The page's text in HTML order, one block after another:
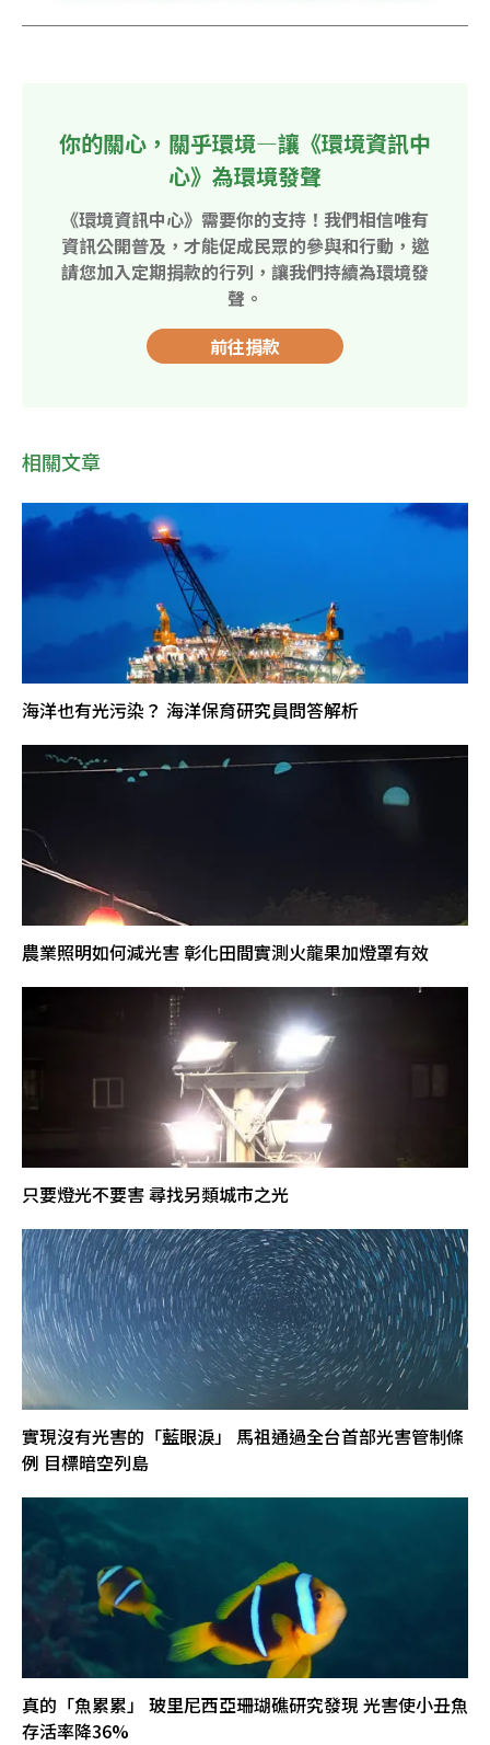
你的關心，關乎環境—讓《環境資訊中
心》為環境發聲
《環境資訊中心》需要你的支持！我們相信唯有
資訊公開普及，才能促成民眾的參與和行動，邀
請您加入定期捐款的行列，讓我們持續為環境發
聲。
前往捐款
相關文章
海洋也有光污染？ 海洋保育研究員問答解析
農業照明如何減光害 彰化田間實測火龍果加燈罩有效
只要燈光不要害 尋找另類城市之光
實現沒有光害的「藍眼淚」 馬祖通過全台首部光害管制條
例 目標暗空列島
真的「魚累累」 玻里尼西亞珊瑚礁研究發現 光害使小丑魚
存活率降36%